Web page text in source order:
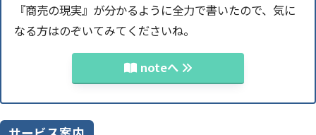
『商売の現実』が分かるように全力で書いたので、気に
なる方はのぞいてみてくださいね。
noteへ